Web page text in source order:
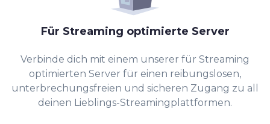
Für Streaming optimierte Server
Verbinde dich mit einem unserer für Streaming
optimierten Server für einen reibungslosen,
unterbrechungsfreien und sicheren Zugang zu all
deinen Lieblings-Streamingplattformen.